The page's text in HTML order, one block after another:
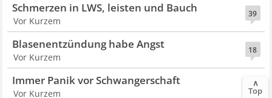
39
Schmerzen in LWS, leisten und Bauch
Vor Kurzem
18
Blasenentzündung habe Angst
Vor Kurzem
8
Immer Panik vor Schwangerschaft
Vor Kurzem
∧
Top